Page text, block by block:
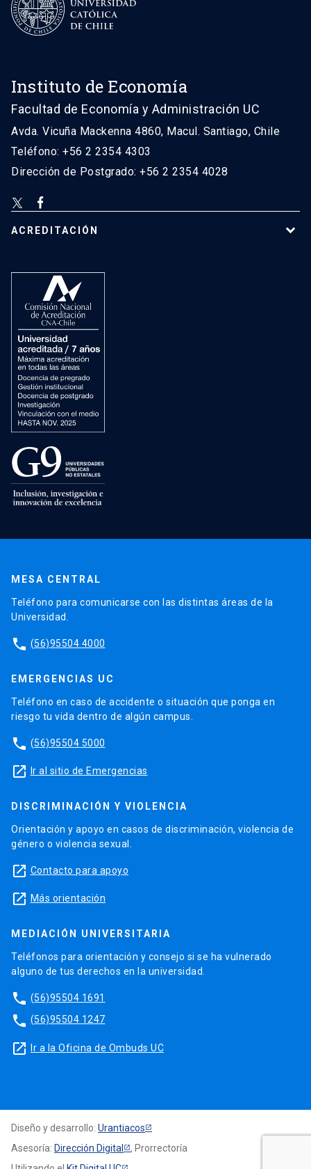
Instituto de Economía
Facultad de Economía y Administración UC
Avda. Vicuña Mackenna 4860, Macul. Santiago, Chile
Teléfono: +56 2 2354 4303
Dirección de Postgrado: +56 2 2354 4028
ACREDITACIÓN
MESA CENTRAL
Teléfono para comunicarse con las distintas áreas de la
Universidad.
phone (56)95504 4000
EMERGENCIAS UC
Teléfono en caso de accidente o situación que ponga en
riesgo tu vida dentro de algún campus.
phone (56)95504 5000
launch Ir al sitio de Emergencias
DISCRIMINACIÓN Y VIOLENCIA
Orientación y apoyo en casos de discriminación, violencia de
género o violencia sexual.
launch Contacto para apoyo
launch Más orientación
MEDIACIÓN UNIVERSITARIA
Teléfonos para orientación y consejo si se ha vulnerado
alguno de tus derechos en la universidad.
phone (56)95504 1691
phone (56)95504 1247
launch Ir a la Oficina de Ombuds UC
Diseño y desarrollo: Urantiacos
Asesoría: Dirección Digital
, Prorrectoría